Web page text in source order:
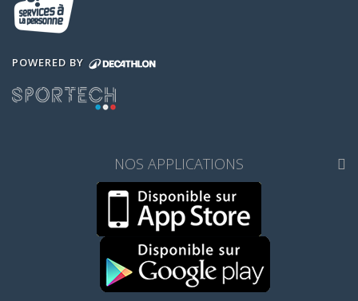
POWERED BY
NOS APPLICATIONS